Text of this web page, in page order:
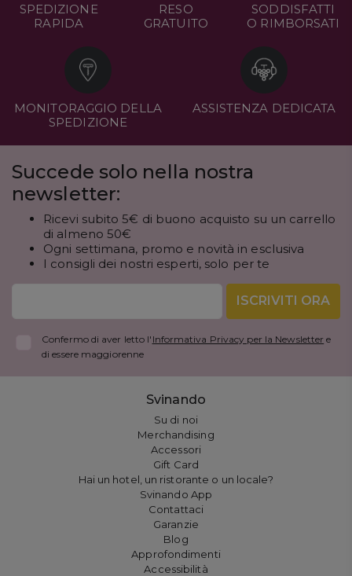
SPEDIZIONE
RAPIDA
RESO
GRATUITO
SODDISFATTI
O RIMBORSATI
MONITORAGGIO DELLA
SPEDIZIONE
ASSISTENZA DEDICATA
Succede solo nella nostra
newsletter:
Ricevi subito 5€ di buono acquisto su un carrello
di almeno 50€
Ogni settimana, promo e novità in esclusiva
I consigli dei nostri esperti, solo per te
ISCRIVITI ORA
Confermo di aver letto l' Informativa Privacy per la Newsletter e
di essere maggiorenne
Svinando
Su di noi
Merchandising
Accessori
Gift Card
Hai un hotel, un ristorante o un locale?
Svinando App
Contattaci
Garanzie
Blog
Approfondimenti
Accessibilità